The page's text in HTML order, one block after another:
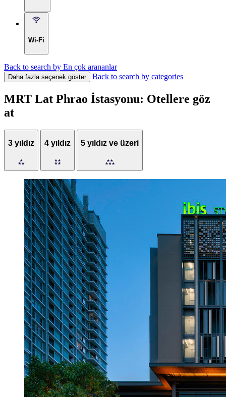
Wi-Fi
Back to search by En çok arananlar
Daha fazla seçenek göster Back to search by categories
MRT Lat Phrao İstasyonu: Otellere göz
at
3 yıldız 4 yıldız 5 yıldız ve üzeri